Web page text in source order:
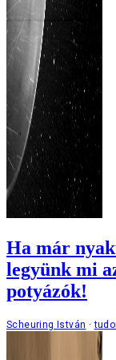
Ha már
legyünk mi
potyázók!
Scheuring István